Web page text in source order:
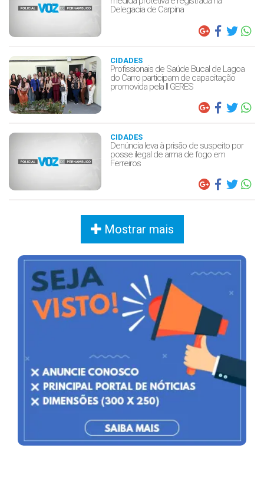
Delegacia de Carpina
CIDADES
Profissionais de Saúde Bucal de Lagoa
do Carro participam de capacitação
promovida pela II GERES
CIDADES
Denúncia leva à prisão de suspeito por
posse ilegal de arma de fogo em
Ferreiros
Mostrar mais